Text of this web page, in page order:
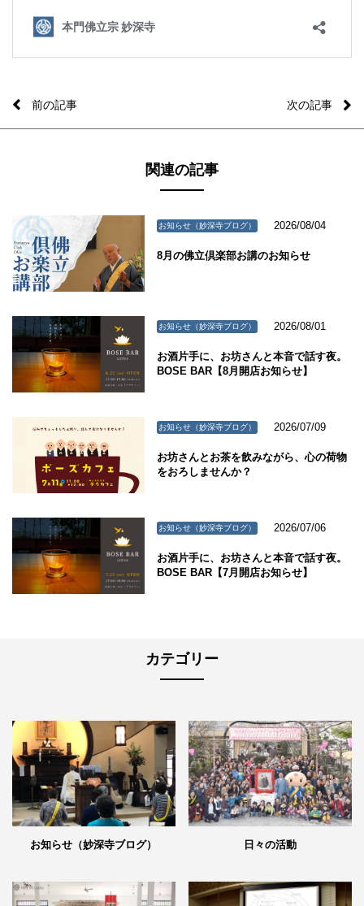
前の記事 次の記事
関連の記事
お知らせ（妙深寺ブログ） 2026/08/04
8月の佛立倶楽部お講のお知らせ
お知らせ（妙深寺ブログ） 2026/08/01
お酒片手に、お坊さんと本音で話す夜。
BOSE BAR【8月開店お知らせ】
お知らせ（妙深寺ブログ） 2026/07/09
お坊さんとお茶を飲みながら、心の荷物
をおろしませんか？
お知らせ（妙深寺ブログ） 2026/07/06
お酒片手に、お坊さんと本音で話す夜。
BOSE BAR【7月開店お知らせ】
カテゴリー
お知らせ（妙深寺ブログ） 日々の活動